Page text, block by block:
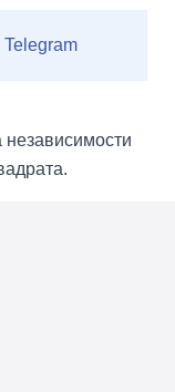
Telegram
независимости